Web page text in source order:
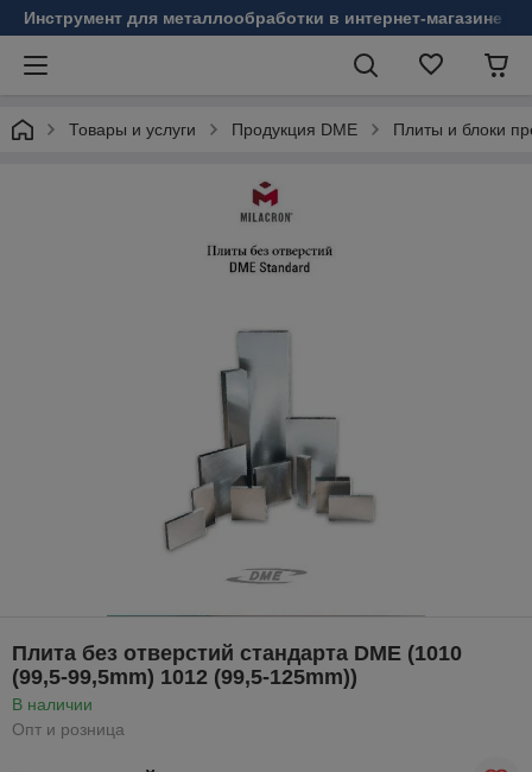
Инструмент для металлообработки в интернет-магазине
Товары и услуги Продукция DME Плиты и блоки
Плита без отверстий стандарта DME (1010
(99,5-99,5mm) 1012 (99,5-125mm))
В наличии
Опт и розница